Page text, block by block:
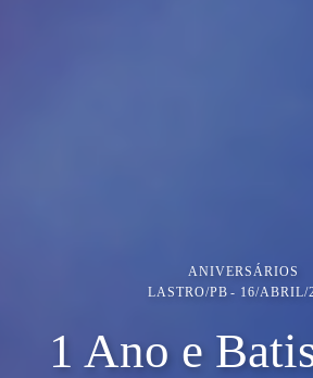
ANIVERSÁRIOS
LASTRO/PB
16/ABRIL/
1 Ano e